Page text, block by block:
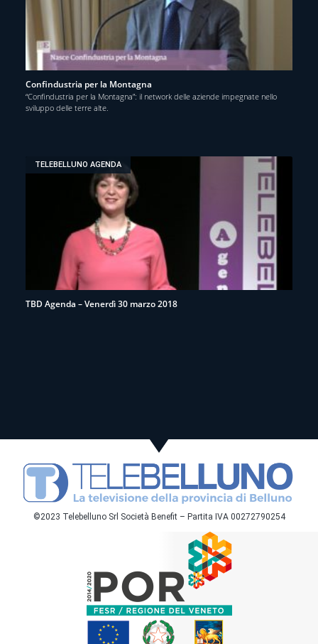
Confindustria per la Montagna
“Confindustria per la Montagna”: il network delle aziende impegnate nello
sviluppo delle terre alte.
TELEBELLUNO AGENDA
TBD Agenda – Venerdì 30 marzo 2018
©2023 Telebelluno Srl Società Benefit – Partita IVA 00272790254